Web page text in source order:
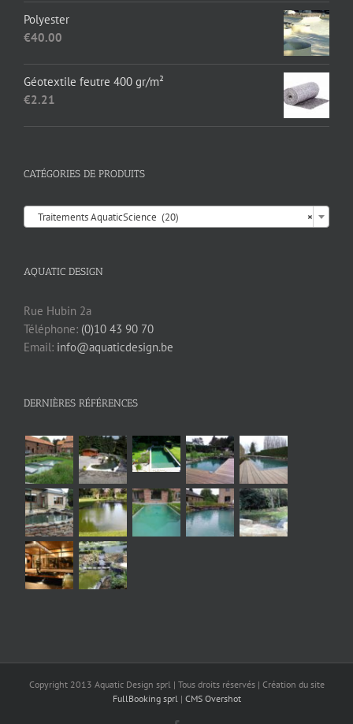
Polyester
€40.00
Géotextile feutre 400 gr/m²
€2.21
CATÉGORIES DE PRODUITS
×
Traitements AquaticScience (20)
AQUATIC DESIGN
Rue Hubin 2a
Téléphone: (0)10 43 90 70
Email: info@aquaticdesign.be
DERNIÈRES RÉFÉRENCES
Copyright 2013 Aquatic Design sprl | Tous droits réservés | Création du site
FullBooking sprl | CMS Overshot